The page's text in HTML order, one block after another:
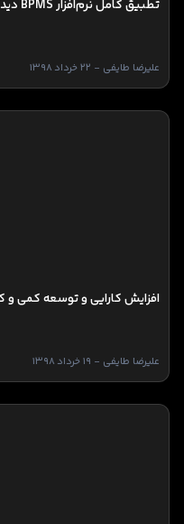
تطبیق کامل نرم‌افزار‌ BPMS دیدگاه با استانداردهای جهانی
علیرضا طایفی - 22 خرداد 1398
افزایش کارایی و توسعه کمی و
علیرضا طایفی - 19 خرداد 1398